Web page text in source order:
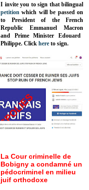
I invite you to sign that bilingual
petition which will be passed on
to President of the French
Republic Emmanuel Macron
and Prime Minister Edouard
Philippe. Click here to sign.
La Cour criminelle de
Bobigny a condamné un
pédocriminel en milieu
juif orthodoxe